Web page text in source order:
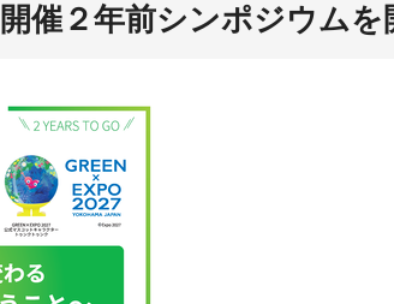
催２年前シンポジウムを